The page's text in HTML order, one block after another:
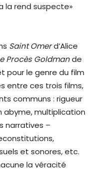
la rend suspecte»
Saint Omerd’Alice
Procès Goldmande
pour le genre du film
entre ces trois films,
communs : rigueur
abyme, multiplication
narratives –
et sonores, etc.
la véracité